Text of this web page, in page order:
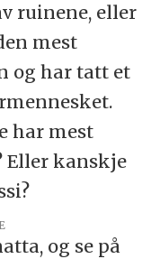
ruinene, eller
mest
og har tatt et
har mest
Eller kanskje
og se på